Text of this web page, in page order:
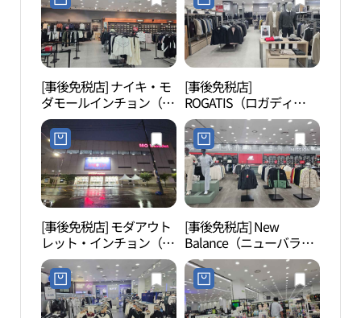
[事後免税店] ナイキ・モ
ダモールインチョン（仁
川）(나이키 모다아울렛
인천점)
[事後免税店]
ROGATIS（ロガディ
ス）・モダアウトレット
インチョン（仁川）店
(로가디스 모다아울렛 인
천점)
[事後免税店] モダアウト
レット・インチョン（仁
川）店(모다아울렛 인천
점)
[事後免税店] New
Balance（ニューバラン
ス）・モダアウトレット
インチョン（仁川）店
(뉴발란스 모다아울렛 인
천점)